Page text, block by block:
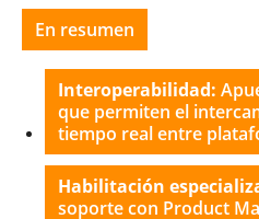
En resumen
Interoperabilidad:
que permiten el
tiempo real entre
Habilitación
soporte con Product